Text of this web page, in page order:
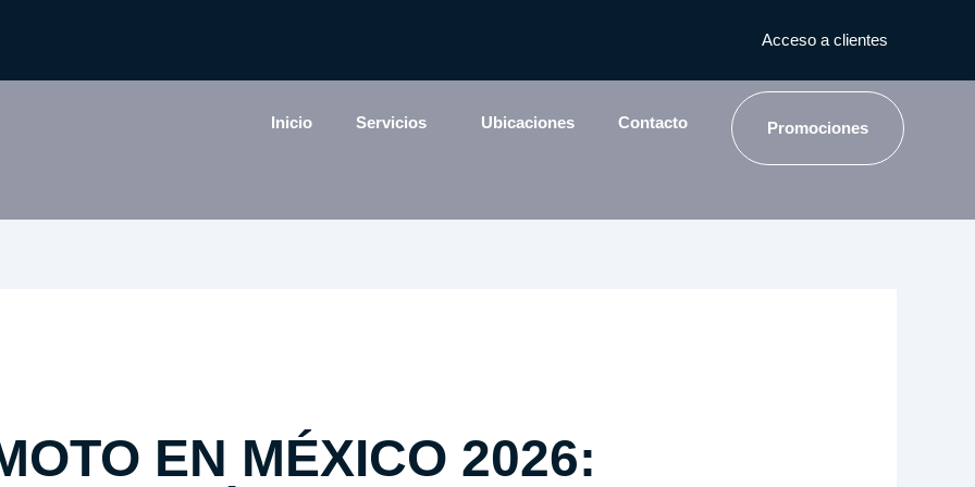
Acceso a clientes
Inicio Servicios Ubicaciones Contacto Promociones
EN MÉXICO 2026: